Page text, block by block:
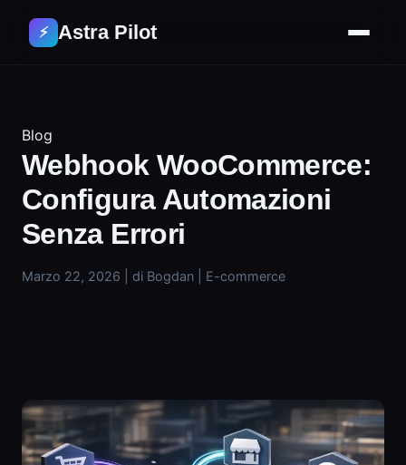
⚡ Astra Pilot
Blog
Webhook WooCommerce:
Configura Automazioni
Senza Errori
Marzo 22, 2026 di Bogdan E-commerce